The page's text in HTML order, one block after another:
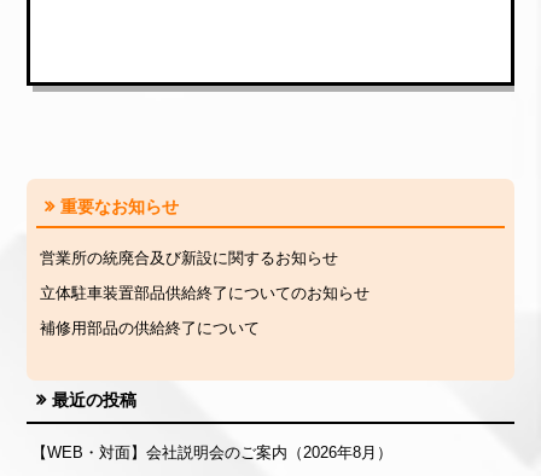
重要なお知らせ
営業所の統廃合及び新設に関するお知らせ
立体駐車装置部品供給終了についてのお知らせ
補修用部品の供給終了について
最近の投稿
【WEB・対面】会社説明会のご案内（2026年8月）